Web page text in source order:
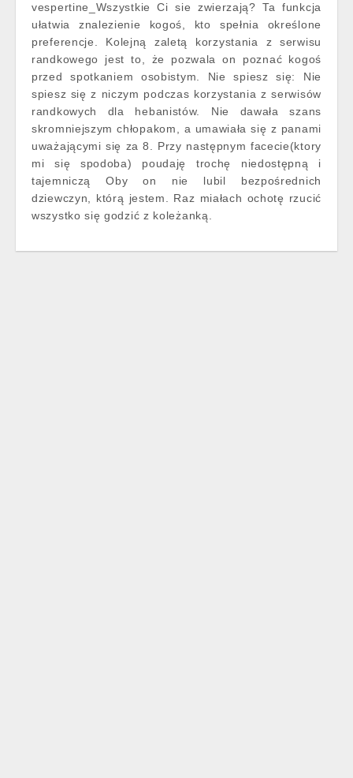
vespertine_Wszystkie Ci sie zwierzają? Ta funkcja
ułatwia znalezienie kogoś, kto spełnia określone
preferencje. Kolejną zaletą korzystania z serwisu
randkowego jest to, że pozwala on poznać kogoś
przed spotkaniem osobistym. Nie spiesz się: Nie
spiesz się z niczym podczas korzystania z serwisów
randkowych dla hebanistów. Nie dawała szans
skromniejszym chłopakom, a umawiała się z panami
uważającymi się za 8. Przy następnym facecie(ktory
mi się spodoba) poudaję trochę niedostępną i
tajemniczą Oby on nie lubil bezpośrednich
dziewczyn, którą jestem. Raz miałach ochotę rzucić
wszystko się godzić z koleżanką.